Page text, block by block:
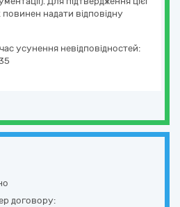
надати відповідну
усунення невідповідностей:
договору: